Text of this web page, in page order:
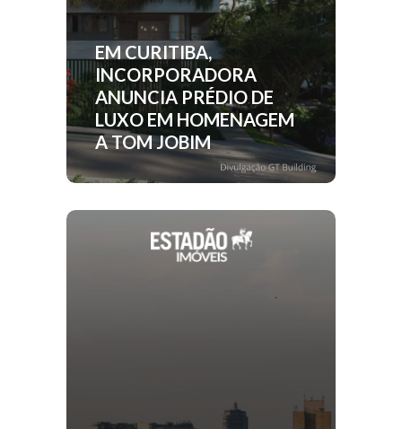
EM CURITIBA,
INCORPORADORA
ANUNCIA PRÉDIO DE
LUXO EM HOMENAGEM
A TOM JOBIM